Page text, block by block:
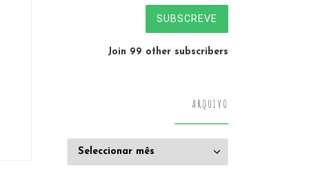
SUBSCREVE
Join 99 other subscribers
ARQUIVO